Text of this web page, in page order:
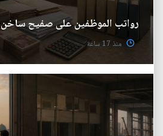
رواتب الموظفين على صفيح ساخن
منذ 17 ساعة